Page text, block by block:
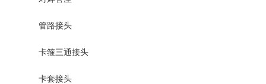
管路接头
卡箍三通接头
卡套接头